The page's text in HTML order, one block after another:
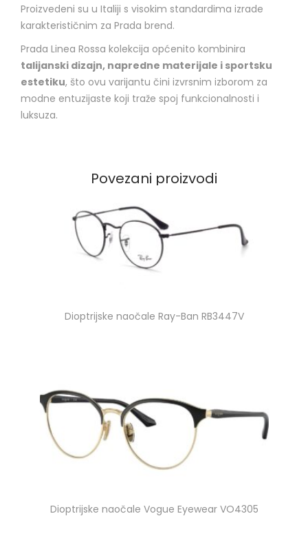
Proizvedeni su u Italiji s visokim standardima izrade
karakterističnim za Prada brend.
Prada Linea Rossa kolekcija općenito kombinira
talijanski dizajn, napredne materijale i sportsku
estetiku, što ovu varijantu čini izvrsnim izborom za
modne entuzijaste koji traže spoj funkcionalnosti i
luksuza.
Povezani proizvodi
Dioptrijske naočale Ray-Ban RB3447V
Dioptrijske naočale Vogue Eyewear VO4305